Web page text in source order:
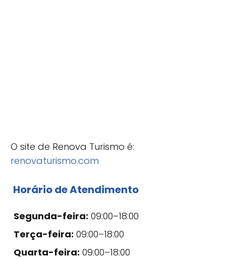
O site de Renova Turismo é:
renovaturismo.com
Horário de Atendimento
Segunda-feira: 09:00–18:00
Terça-feira: 09:00–18:00
Quarta-feira: 09:00–18:00